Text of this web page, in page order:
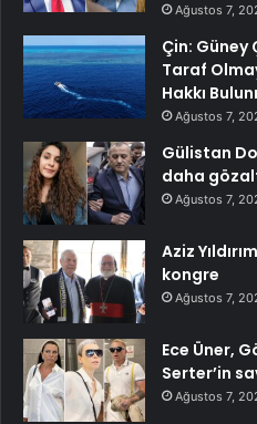
Ağustos 7,
Çin: Güney
Taraf
Hakkı
Ağustos 7,
Gülistan
daha
Ağustos 7,
Aziz
kongre
Ağustos 7,
Ece Üner,
Serter’in
Ağustos 7,